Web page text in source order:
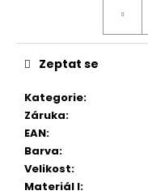
Kategorie:
Záruka:
EAN:
Barva:
Velikost:
Materiál I:
Zeptat se